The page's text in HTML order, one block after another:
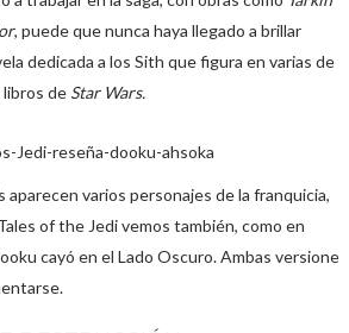
, puede que nunca haya llegado a brillar
dedicada a los Sith que figura en varias de
libros de Star Wars.
aparecen varios personajes de la franquicia,
of the Jedi vemos también, como en
cayó en el Lado Oscuro. Ambas versiones